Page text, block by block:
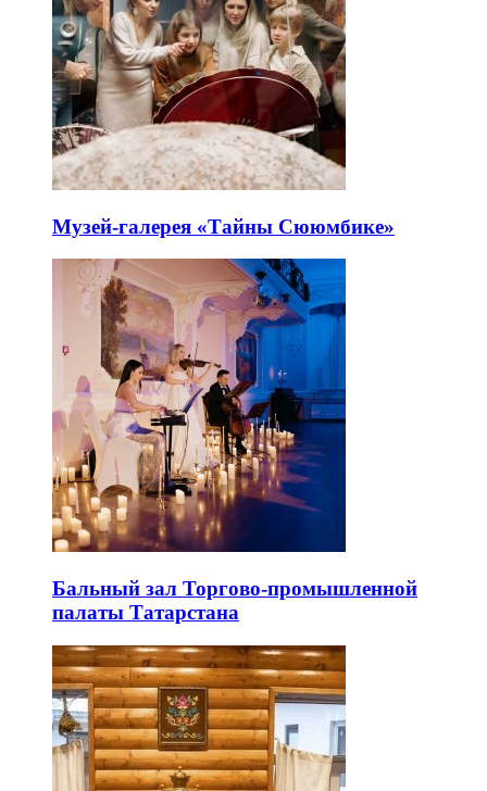
Музей-галерея «Тайны Сююмбике»
Бальный зал Торгово-промышленной
палаты Татарстана